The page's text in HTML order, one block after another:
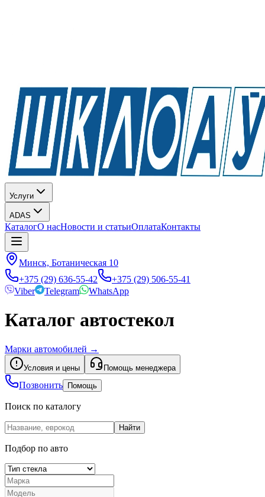
Услуги
ADAS
КаталогО насНовости и статьиОплатаКонтакты
Минск, Ботаническая 10
+375 (29) 636-55-42
+375 (29) 506-55-41
Viber
Telegram WhatsApp
Каталог автостекол
Марки автомобилей →
Условия и цены Помощь менеджера
Позвонить Помощь
Поиск по каталогу
Найти
Подбор по авто